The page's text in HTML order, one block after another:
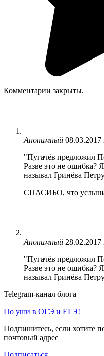
Комментарии закрыты.
Анонимный 08.03.2017
"Пугачёв предложил
Разве это не ошибка?
называл Гринёва
СПАСИБО, что
Анонимный 28.02.2017
"Пугачёв предложил
Разве это не ошибка?
называл Гринёва
Telegram-канал блога
По уши в ОГЭ и ЕГЭ!
Подпишитесь, если хотите
почтовый адрес